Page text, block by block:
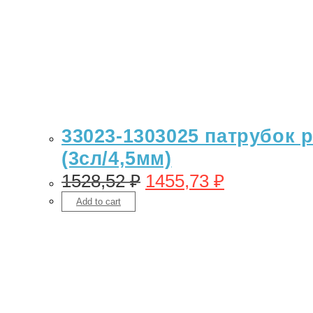
33023-1303025 патрубок
(3сл/4,5мм)
1528,52₽ 1455,73 ₽
Add to cart